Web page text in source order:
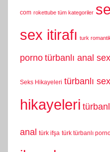
com rokettube tüm kategoriler
sex itirafı turk
porno türbanlı anal sex
Seks Hikayeleri türbanlı sex
hikayeleri
anal türk ifşa türk türbanlı